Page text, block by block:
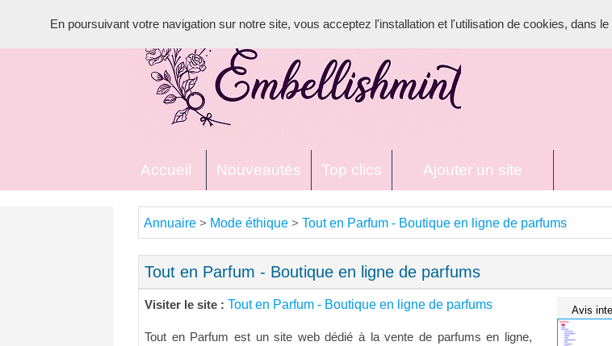
Accueil Nouveautés Top clics Ajouter un site
Annuaire > Mode éthique > Tout en Parfum - Boutique en ligne de parfums
Tout en Parfum - Boutique en ligne de parfums
Visiter le site : Tout en Parfum - Boutique en ligne de parfums
Tout en Parfum est un site web dédié à la vente de parfums en ligne,
Avis
En poursuivant votre navigation sur notre site, vous acceptez l'installation et l'utilisation de cookies, dans